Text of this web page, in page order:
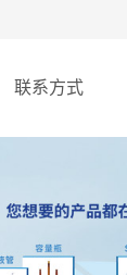
联系方式